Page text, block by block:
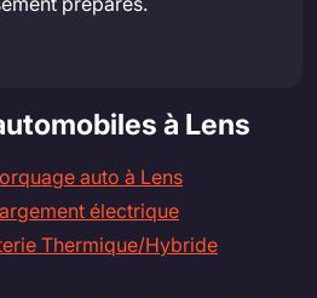
à Lens
auto à Lens
électrique
Thermique/Hybride